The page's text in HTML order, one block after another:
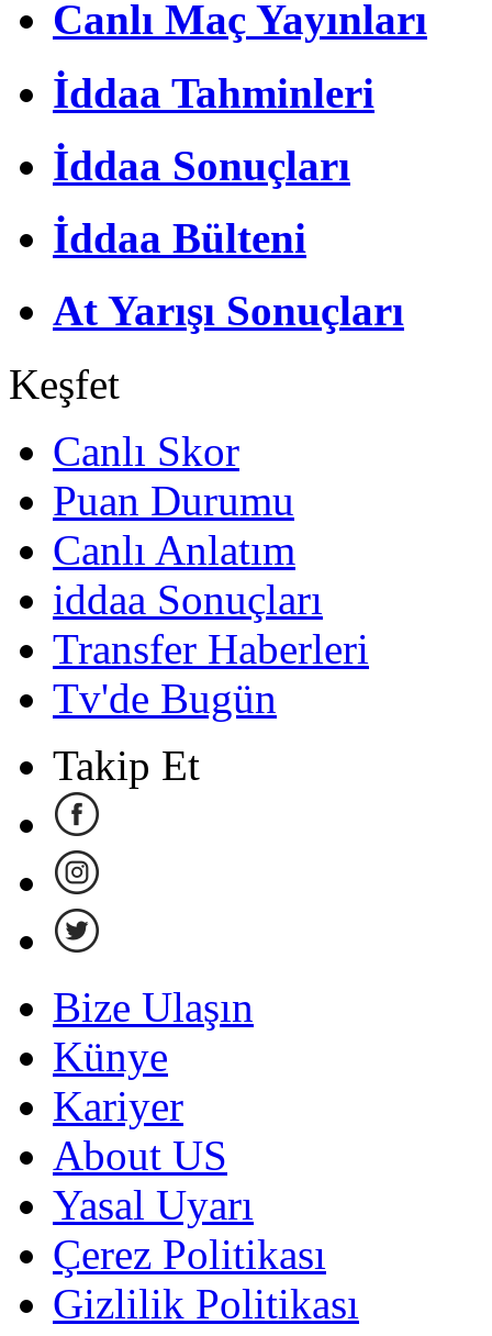
Canlı Maç Yayınları
İddaa Tahminleri
İddaa Sonuçları
İddaa Bülteni
At Yarışı Sonuçları
Keşfet
Canlı Skor
Puan Durumu
Canlı Anlatım
iddaa Sonuçları
Transfer Haberleri
Tv'de Bugün
Takip Et
Bize Ulaşın
Künye
Kariyer
About US
Yasal Uyarı
Çerez Politikası
Gizlilik Politikası